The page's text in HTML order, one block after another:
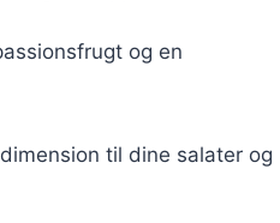
og en
til dine salater og